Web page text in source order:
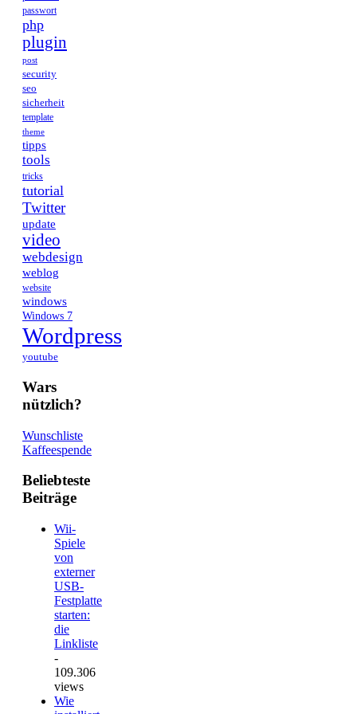
passwort
php
plugin
post
security
seo
sicherheit
template
theme
tipps
tools
tricks
tutorial
Twitter
update
video
webdesign
weblog
website
windows
Windows 7
Wordpress
youtube
Wars
nützlich?
Wunschliste
Kaffeespende
Beliebteste
Beiträge
Wii-
Spiele
von
externer
USB-
Festplatte
starten:
die
Linkliste
-
109.306
views
Wie